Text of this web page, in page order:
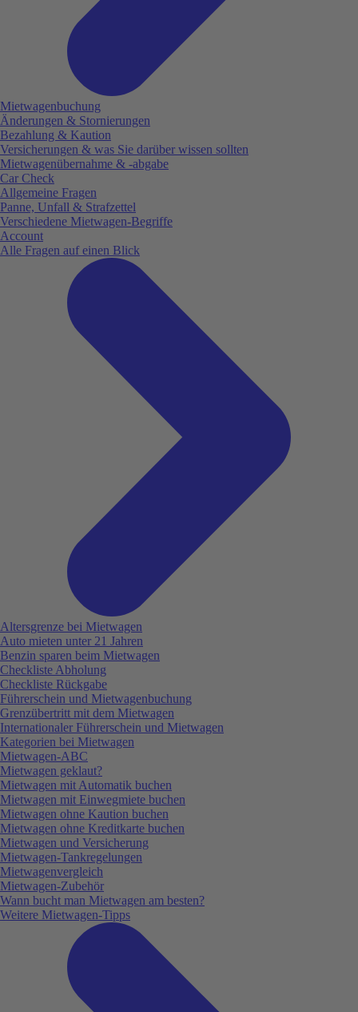
Mietwagenbuchung
Änderungen & Stornierungen
Bezahlung & Kaution
Versicherungen & was Sie darüber wissen sollten
Mietwagenübernahme & -abgabe
Car Check
Allgemeine Fragen
Panne, Unfall & Strafzettel
Verschiedene Mietwagen-Begriffe
Account
Alle Fragen auf einen Blick
Altersgrenze bei Mietwagen
Auto mieten unter 21 Jahren
Benzin sparen beim Mietwagen
Checkliste Abholung
Checkliste Rückgabe
Führerschein und Mietwagenbuchung
Grenzübertritt mit dem Mietwagen
Internationaler Führerschein und Mietwagen
Kategorien bei Mietwagen
Mietwagen-ABC
Mietwagen geklaut?
Mietwagen mit Automatik buchen
Mietwagen mit Einwegmiete buchen
Mietwagen ohne Kaution buchen
Mietwagen ohne Kreditkarte buchen
Mietwagen und Versicherung
Mietwagen-Tankregelungen
Mietwagenvergleich
Mietwagen-Zubehör
Wann bucht man Mietwagen am besten?
Weitere Mietwagen-Tipps